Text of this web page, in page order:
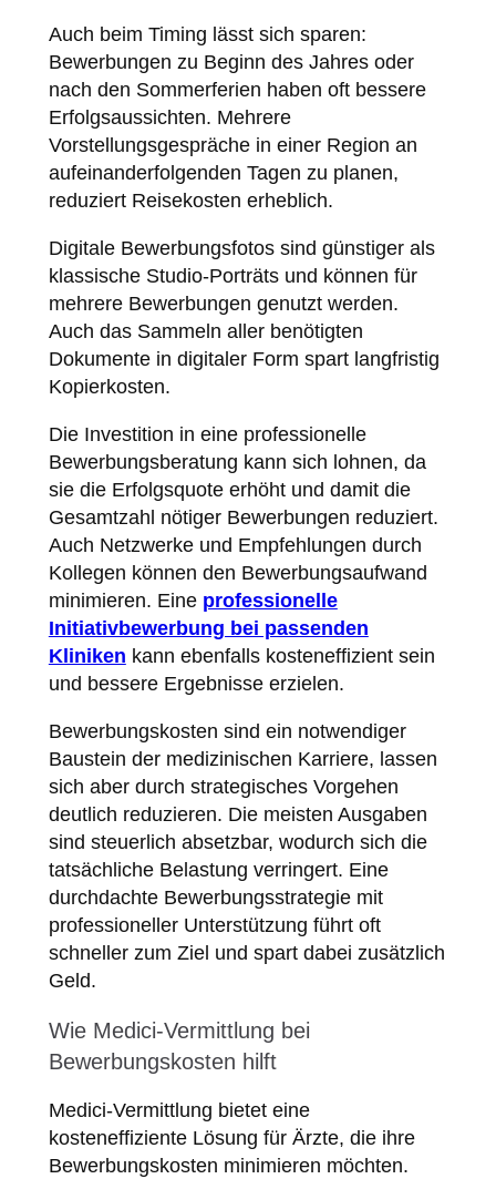
Auch beim Timing lässt sich sparen:
Bewerbungen zu Beginn des Jahres oder
nach den Sommerferien haben oft bessere
Erfolgsaussichten. Mehrere
Vorstellungsgespräche in einer Region an
aufeinanderfolgenden Tagen zu planen,
reduziert Reisekosten erheblich.
Digitale Bewerbungsfotos sind günstiger als
klassische Studio-Porträts und können für
mehrere Bewerbungen genutzt werden.
Auch das Sammeln aller benötigten
Dokumente in digitaler Form spart langfristig
Kopierkosten.
Die Investition in eine professionelle
Bewerbungsberatung kann sich lohnen, da
sie die Erfolgsquote erhöht und damit die
Gesamtzahl nötiger Bewerbungen reduziert.
Auch Netzwerke und Empfehlungen durch
Kollegen können den Bewerbungsaufwand
minimieren. Eine professionelle
Initiativbewerbung bei passenden
Kliniken kann ebenfalls kosteneffizient sein
und bessere Ergebnisse erzielen.
Bewerbungskosten sind ein notwendiger
Baustein der medizinischen Karriere, lassen
sich aber durch strategisches Vorgehen
deutlich reduzieren. Die meisten Ausgaben
sind steuerlich absetzbar, wodurch sich die
tatsächliche Belastung verringert. Eine
durchdachte Bewerbungsstrategie mit
professioneller Unterstützung führt oft
schneller zum Ziel und spart dabei zusätzlich
Geld.
Wie Medici-Vermittlung bei
Bewerbungskosten hilft
Medici-Vermittlung bietet eine
kosteneffiziente Lösung für Ärzte, die ihre
Bewerbungskosten minimieren möchten.